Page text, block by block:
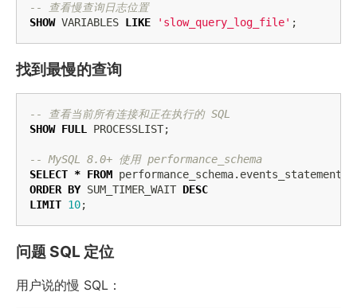
-- 查看慢查询日志位置
SHOW VARIABLES LIKE 'slow_query_log_file' ;
找到最慢的查询
-- 查看当前所有连接和正在执行的 SQL
SHOW FULL PROCESSLIST;
-- MySQL 8.0+ 使用 performance_schema
SELECT * FROM performance_schema.
ORDER BY SUM_TIMER_WAIT DESC
LIMIT 10;
问题 SQL 定位
用户说的慢 SQL：